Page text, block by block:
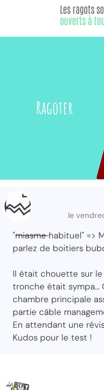
Ragoter
Les ragots
ouverts à
le
"miasmehabituel" =>
parlez de boitiers
Il était chouette sur
tronche était sympa...
chambre principale
partie câble
En attendant une
Kudos pour le test !